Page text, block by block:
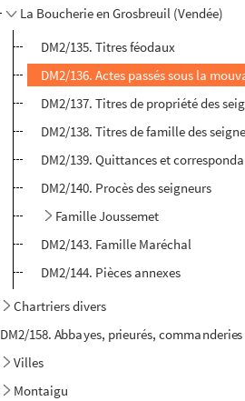
La Boucherie en Grosbreuil (Vendée)
DM2/135. Titres féodaux
DM2/136. Actes passés sous la
DM2/137. Titres de propriété des
DM2/138. Titres de famille des
DM2/139. Quittances et
DM2/140. Procès des seigneurs
Famille Joussemet
DM2/143. Famille Maréchal
DM2/144. Pièces annexes
Chartriers divers
DM2/158. Abbayes, prieurés, commanderies
Villes
Montaigu